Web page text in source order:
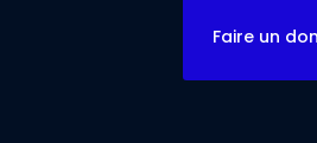
Faire un don